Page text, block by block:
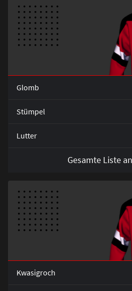
Glomb
Stümpel
Lutter
Gesamte Liste
Kwasigroch